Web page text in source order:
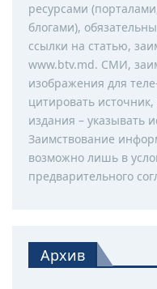
ресурсами
блогами),
ссылки на статью,
www.btv.md. СМИ,
изображения для
цитировать
издания – указывать
Заимствование
возможно лишь в
предварительного
Архив